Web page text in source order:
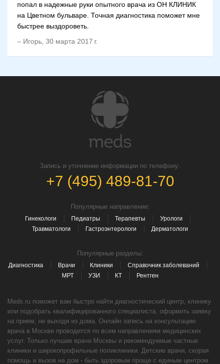
попал в надежные руки опытного врача из ОН КЛИНИК
на Цветном бульваре. Точная диагностика поможет мне
быстрее выздороветь.
– Игорь, 30 марта 2017 г.
Запись и уточнение информации по телефону:
+7 (495) 489-81-70
Популярные направление:
Гинекологи Педиатры Терапевты
Урологи
Травматологи
Гастроэнтерологи Дерматологи
Популярные разделы:
Диагностика Врачи Клиники
Справочник заболеваний
МРТ
УЗИ КТ Рентген
Meds.ru поможет вам быстро найти диагностический центр, клинику
или подобрать квалифицированного специалиста, оформить заявку
на прием, не выходя из дома. Онлайн запись на консультацию
врача в Москве проводится по всем направлениям медицинских
услуг. Только лучшие врачи Москвы и рекомендуемые частные
клиники и широкопрофильные поликлиники. Детские врачи, скорая
помощь и вызов на дом - быть здоровым проще с единым центром